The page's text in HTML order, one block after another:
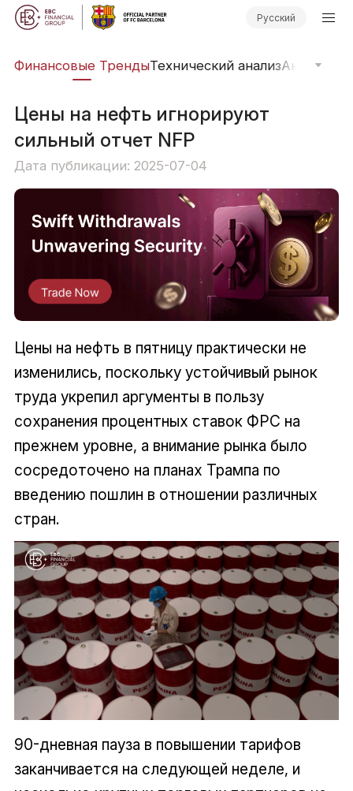
Русский
Финансовые ТрендыТехнический анализАнализ
Цены на нефть игнорируют
сильный отчет NFP
Дата публикации: 2025-07-04
Цены на нефть в пятницу практически не
изменились, поскольку устойчивый рынок
труда укрепил аргументы в пользу
сохранения процентных ставок ФРС на
прежнем уровне, а внимание рынка было
сосредоточено на планах Трампа по
введению пошлин в отношении различных
стран.
90-дневная пауза в повышении тарифов
заканчивается на следующей неделе, и